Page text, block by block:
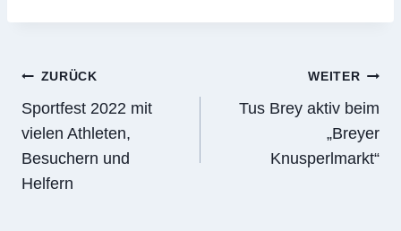
Beitragsnavigation
ZURÜCK
Sportfest 2022 mit
vielen Athleten,
Besuchern und
Helfern
WEITER
Tus Brey aktiv beim
„Breyer
Knusperlmarkt“